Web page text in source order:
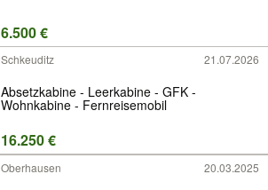
6.500 €
Schkeuditz 21.07.2026
Absetzkabine - Leerkabine - GFK -
Wohnkabine - Fernreisemobil
16.250 €
Oberhausen 20.03.2025